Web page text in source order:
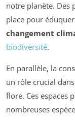
notre planète. Des
place pour
changement
biodiversité.
En parallèle, la
un rôle crucial
flore. Ces espaces
nombreuses